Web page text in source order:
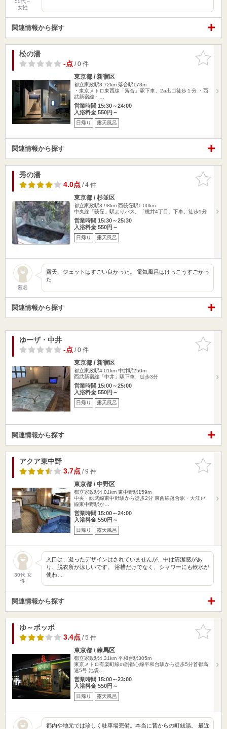
50代～
女性
関連情報から探す
お気に入
りに追加
松の湯
-点/ 0 件
東京都 / 新宿区
都立家政駅3.72km 落合駅173m
・東京メトロ東西線「落合」駅下車、2a出口徒歩１分 ・西
武新宿線・…
営業時間 15:30～24:00
入浴料金 550円～
日帰り 露天風呂
関連情報から探す
お気に入
りに追加
秀の湯
4.0点/ 4 件
東京都 / 杉並区
都立家政駅3.98km 西荻窪駅1.00km
中央線「荻窪」駅よりバス。「桃井4丁目」下車、徒歩1分
営業時間 15:30～25:30
入浴料金 550円～
日帰り 露天風呂
匿名
露天、ジェットはすごい良かった。 電気風呂はけっこうすごかっ
た
関連情報から探す
お気に入
りに追加
ゆーザ・中井
-点/ 0 件
東京都 / 新宿区
都立家政駅4.01km 中井駅250m
西武新宿線「中井」駅下車、徒歩3分
営業時間 15:00～25:00
入浴料金 550円～
日帰り 露天風呂
関連情報から探す
お気に入
りに追加
アクア東中野
3.7点/ 9 件
東京都 / 中野区
都立家政駅4.01km 東中野駅159m
中央・総武線東中野駅から徒歩2分 東西線落合駅・大江戸
線東中野駅か…
営業時間 15:00～24:00
入浴料金 550円～
日帰り 露天風呂
30代 女
性
入口は、凝ったデザインはされていませんが、中は清潔感があ
り、脱衣所が涼しいです。 浴槽だけでなく、シャワーにも軟水が
使わ…
関連情報から探す
お気に入
りに追加
ゆ～ポッポ
3.4点/ 5 件
東京都 / 練馬区
都立家政駅4.31km 平和台駅305m
東京メトロ有楽町線or副都心線平和台駅から徒歩5分首都高
速5号 池袋…
営業時間 15:00～23:00
入浴料金 550円～
日帰り 露天風呂
都内や地元では珍しく駐車場完備。本当に昔からの町銭湯。 最近